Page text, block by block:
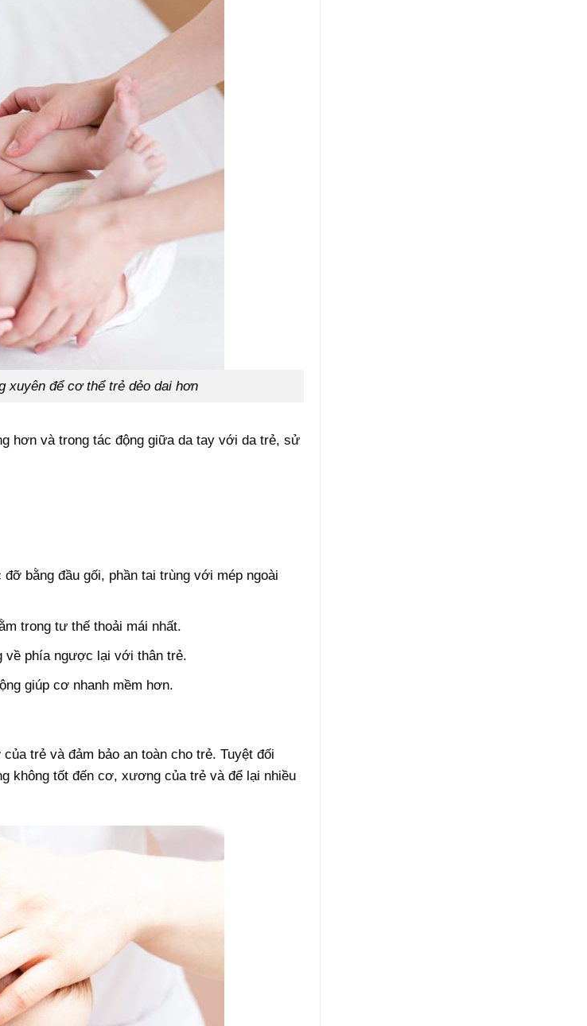
xuyên để cơ thể trẻ dẻo dai hơn
hơn và trong tác động giữa da tay với da trẻ, sử
bằng đầu gối, phần tai trùng với mép ngoài
trong tư thế thoải mái nhất.
về phía ngược lại với thân trẻ.
giúp cơ nhanh mềm hơn.
trẻ và đảm bảo an toàn cho trẻ. Tuyệt đối
không tốt đến cơ, xương của trẻ và để lại nhiều